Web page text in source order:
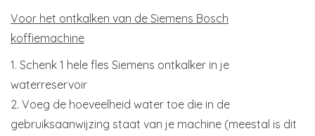
Voor het ontkalken van de Siemens Bosch
koffiemachine
1. Schenk 1 hele fles Siemens ontkalker in je
waterreservoir
2. Voeg de hoeveelheid water toe die in de
gebruiksaanwijzing staat van je machine (meestal is dit